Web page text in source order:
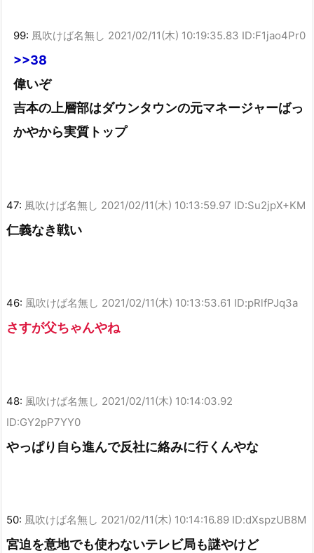
99: 風吹けば名無し 2021/02/11(木) 10:19:35.83 ID:F1jao4Pr0
>>38
偉いぞ
吉本の上層部はダウンタウンの元マネージャーばっ
かやから実質トップ
47: 風吹けば名無し 2021/02/11(木) 10:13:59.97 ID:Su2jpX+KM
仁義なき戦い
46: 風吹けば名無し 2021/02/11(木) 10:13:53.61 ID:pRlfPJq3a
さすが父ちゃんやね
48: 風吹けば名無し 2021/02/11(木) 10:14:03.92
ID:GY2pP7YY0
やっぱり自ら進んで反社に絡みに行くんやな
50: 風吹けば名無し 2021/02/11(木) 10:14:16.89 ID:dXspzUB8M
宮迫を意地でも使わないテレビ局も謎やけど